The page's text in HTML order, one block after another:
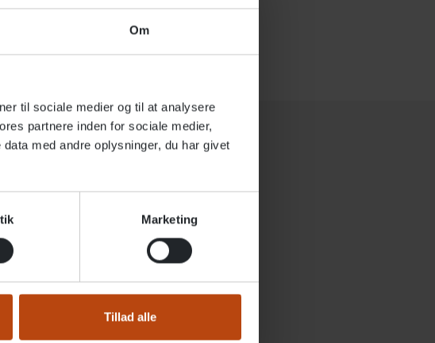
Om
til sociale medier og til at analysere
partnere inden for sociale medier,
med andre oplysninger, du har givet
Marketing
Tillad alle
tilbud